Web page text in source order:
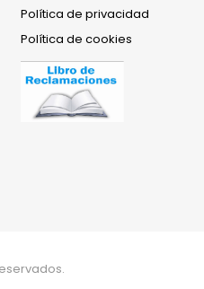
Política de privacidad
Política de cookies